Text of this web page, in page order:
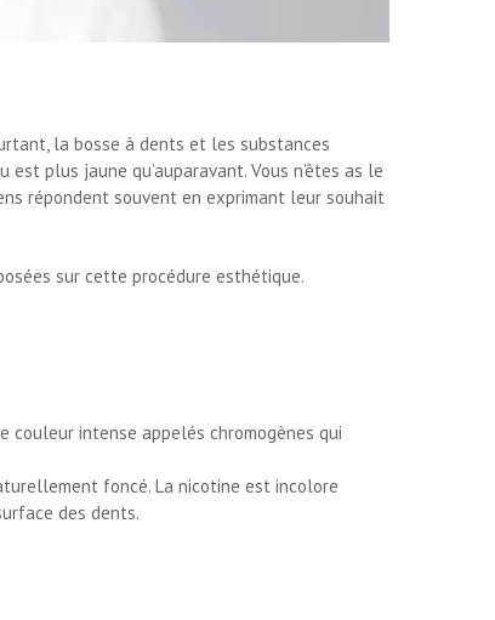
la bosse à dents et les substances
plus jaune qu’auparavant. Vous n’êtes as le
répondent souvent en exprimant leur souhait
sur cette procédure esthétique.
couleur intense appelés chromogènes qui
foncé. La nicotine est incolore
des dents.